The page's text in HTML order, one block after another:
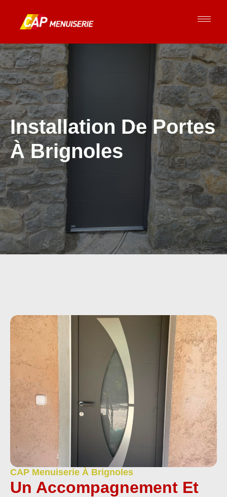
Installation De Portes
À Brignoles
CAP Menuiserie À Brignoles
Un Accompagnement Et